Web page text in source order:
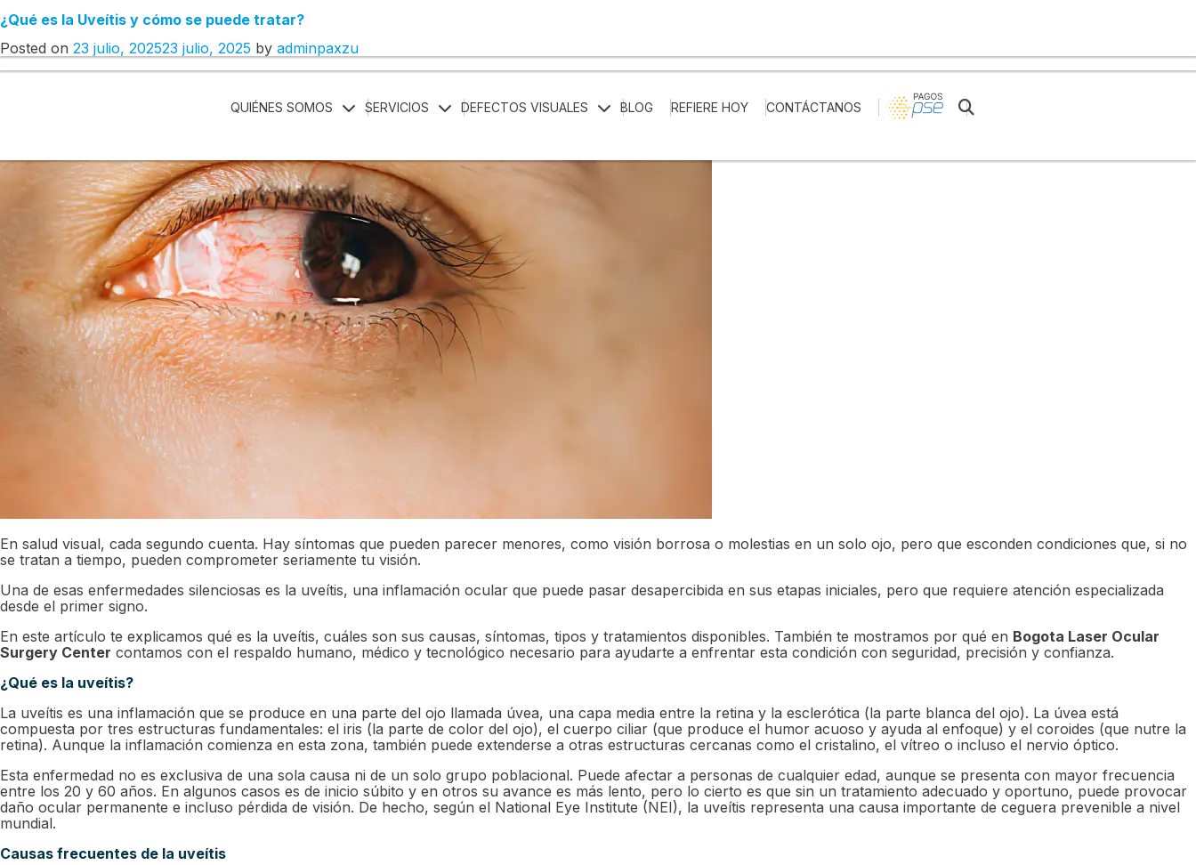
ESP ENG
QUIÉNES SOMOS SERVICIOS DEFECTOS VISUALES BLOG REFIERE HOY CONTÁCTANOS
ETIQUETA:OFTAMOLOGÍA
¿Qué es la Uveítis y cómo se puede tratar?
Posted on 23 julio, 202523 julio, 2025 by adminpaxzu
En salud visual, cada segundo cuenta. Hay síntomas que pueden parecer menores, como visión borrosa o molestias en un solo ojo, pero que esconden condiciones que, si no
se tratan a tiempo, pueden comprometer seriamente tu visión.
Una de esas enfermedades silenciosas es la uveítis, una inflamación ocular que puede pasar desapercibida en sus etapas iniciales, pero que requiere atención especializada
desde el primer signo.
En este artículo te explicamos qué es la uveítis, cuáles son sus causas, síntomas, tipos y tratamientos disponibles. También te mostramos por qué en Bogota Laser Ocular
Surgery Center contamos con el respaldo humano, médico y tecnológico necesario para ayudarte a enfrentar esta condición con seguridad, precisión y confianza.
¿Qué es la uveítis?
La uveítis es una inflamación que se produce en una parte del ojo llamada úvea, una capa media entre la retina y la esclerótica (la parte blanca del ojo). La úvea está
compuesta por tres estructuras fundamentales: el iris (la parte de color del ojo), el cuerpo ciliar (que produce el humor acuoso y ayuda al enfoque) y el coroides (que nutre la
retina). Aunque la inflamación comienza en esta zona, también puede extenderse a otras estructuras cercanas como el cristalino, el vítreo o incluso el nervio óptico.
Esta enfermedad no es exclusiva de una sola causa ni de un solo grupo poblacional. Puede afectar a personas de cualquier edad, aunque se presenta con mayor frecuencia
entre los 20 y 60 años. En algunos casos es de inicio súbito y en otros su avance es más lento, pero lo cierto es que sin un tratamiento adecuado y oportuno, puede provocar
daño ocular permanente e incluso pérdida de visión. De hecho, según el National Eye Institute (NEI), la uveítis representa una causa importante de ceguera prevenible a nivel
mundial.
Causas frecuentes de la uveítis